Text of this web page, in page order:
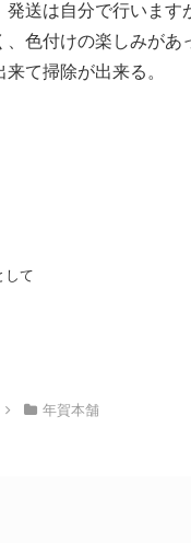
発送は自分で行います
色付けの楽しみがあ
て掃除が出来る。
して
年賀本舗